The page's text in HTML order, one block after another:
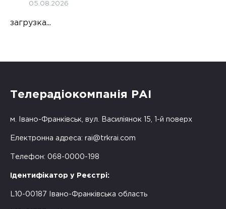
05.08.2026
загрузка...
Телерадіокомпанія РАІ
м. Івано-Франківськ, вул. Василіянок 15, 1-й поверх
Електронна адреса: rai@trkrai.com
Телефон: 068-0000-198
Ідентифікатор у Реєстрі:
L10-00187 Івано-Франківська область